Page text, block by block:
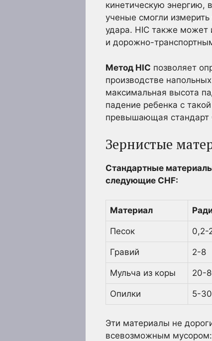
кинетическую энергию,
ученые смогли
удара. HIC также может
и дорожно-
Метод HIC позволяет
производстве
максимальная высота
падение ребенка с
превышающая стандарт
Зернистые
Стандартные
следующие CHF:
Материал
Песок 0,2-
Гравий 2-8
Мульча из коры 20-
Опилки 5-30
Эти материалы не
всевозможным